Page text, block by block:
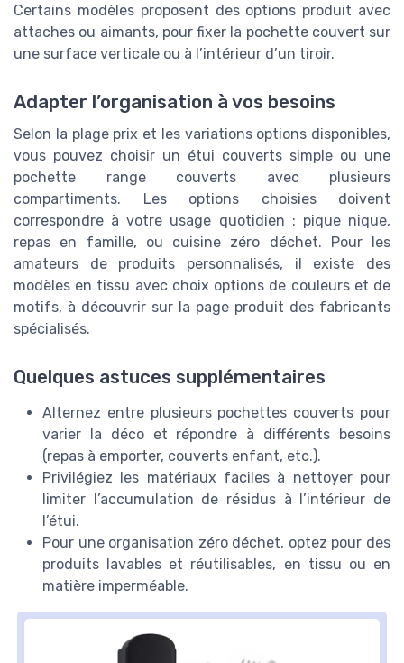
Certains modèles proposent des options produit avec
attaches ou aimants, pour fixer la pochette couvert sur
une surface verticale ou à l’intérieur d’un tiroir.
Adapter l’organisation à vos besoins
Selon la plage prix et les variations options disponibles,
vous pouvez choisir un étui couverts simple ou une
pochette range couverts avec plusieurs
compartiments. Les options choisies doivent
correspondre à votre usage quotidien : pique nique,
repas en famille, ou cuisine zéro déchet. Pour les
amateurs de produits personnalisés, il existe des
modèles en tissu avec choix options de couleurs et de
motifs, à découvrir sur la page produit des fabricants
spécialisés.
Quelques astuces supplémentaires
Alternez entre plusieurs pochettes couverts pour
varier la déco et répondre à différents besoins
(repas à emporter, couverts enfant, etc.).
Privilégiez les matériaux faciles à nettoyer pour
limiter l’accumulation de résidus à l’intérieur de
l’étui.
Pour une organisation zéro déchet, optez pour des
produits lavables et réutilisables, en tissu ou en
matière imperméable.